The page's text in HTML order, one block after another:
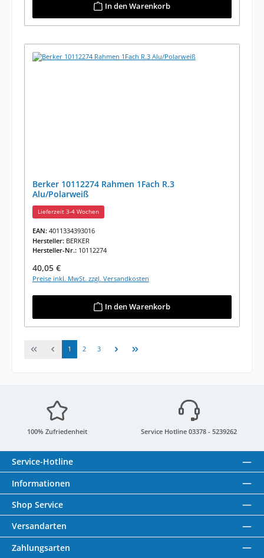
In den Warenkorb
Berker 10112274 Rahmen 1Fach R.3
Alu/Polarweiß
Lieferzeit 3-4 Wochen
EAN: 4011334393016
Hersteller: BERKER
Hersteller-Nr.: 10112274
Regulärer Preis:
40,05 €
Preise inkl. MwSt. zzgl. Versandkosten
In den Warenkorb
Seite
1 Seite
2 Seite
3
100% Zufriedenheit Service Hotline 03378 - 5239262
Service-Hotline
Informationen
Shop Service
Versandarten
Zahlungsarten